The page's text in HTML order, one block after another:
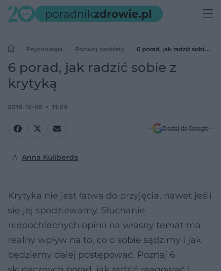
Psychologia Rozwój osobisty
6 porad, jak radzić sobie z
krytyką
6 porad, jak radzić sobie z
krytyką
2016-12-06 11:24
Dodaj do Google
Anna Kuliberda
Krytyka nie jest łatwa do przyjęcia, nawet jeśli
się jej spodziewamy. Słuchanie
niepochlebnych opinii na własny temat ma
realny wpływ na to, co o sobie sądzimy i jak
będziemy dalej postępować. Poznaj 6